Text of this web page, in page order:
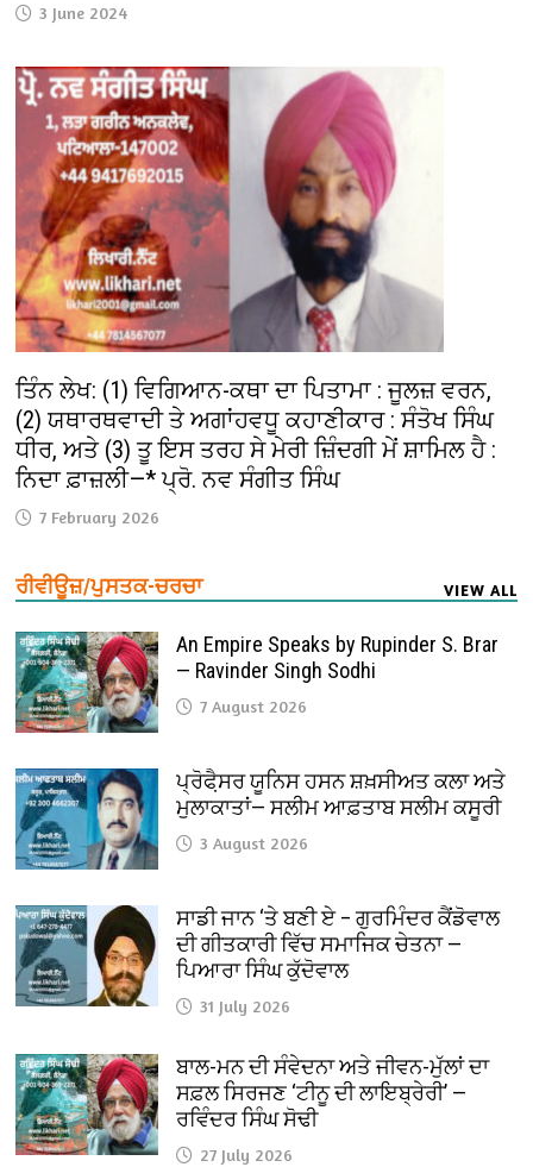
3 June 2024
ਤਿੰਨ ਲੇਖ: (1) ਵਿਗਿਆਨ-ਕਥਾ ਦਾ ਪਿਤਾਮਾ : ਜੂਲਜ਼ ਵਰਨ,
(2) ਯਥਾਰਥਵਾਦੀ ਤੇ ਅਗਾਂਹਵਧੂ ਕਹਾਣੀਕਾਰ : ਸੰਤੋਖ ਸਿੰਘ
ਧੀਰ, ਅਤੇ (3) ਤੂ ਇਸ ਤਰਹ ਸੇ ਮੇਰੀ ਜ਼ਿੰਦਗੀ ਮੇਂ ਸ਼ਾਮਿਲ ਹੈ :
ਨਿਦਾ ਫ਼ਾਜ਼ਲੀ—* ਪ੍ਰੋ. ਨਵ ਸੰਗੀਤ ਸਿੰਘ
7 February 2026
ਰੀਵੀਊਜ਼/ਪੁਸਤਕ-ਚਰਚਾ VIEW ALL
An Empire Speaks by Rupinder S. Brar
— Ravinder Singh Sodhi
7 August 2026
ਪ੍ਰੋਫੈ਼ਸਰ ਯੂਨਿਸ ਹਸਨ ਸ਼ਖ਼ਸੀਅਤ ਕਲਾ ਅਤੇ
ਮੁਲਾਕਾਤਾਂ— ਸਲੀਮ ਆਫ਼ਤਾਬ ਸਲੀਮ ਕਸੂਰੀ
3 August 2026
ਸਾਡੀ ਜਾਨ ‘ਤੇ ਬਣੀ ਏ – ਗੁਰਮਿੰਦਰ ਕੈਂਡੋਵਾਲ
ਦੀ ਗੀਤਕਾਰੀ ਵਿੱਚ ਸਮਾਜਿਕ ਚੇਤਨਾ —
ਪਿਆਰਾ ਸਿੰਘ ਕੁੱਦੋਵਾਲ
31 July 2026
ਬਾਲ-ਮਨ ਦੀ ਸੰਵੇਦਨਾ ਅਤੇ ਜੀਵਨ-ਮੁੱਲਾਂ ਦਾ
ਸਫ਼ਲ ਸਿਰਜਣ ‘ਟੀਨੂ ਦੀ ਲਾਇਬ੍ਰੇਰੀ’ —
ਰਵਿੰਦਰ ਸਿੰਘ ਸੋਢੀ
27 July 2026